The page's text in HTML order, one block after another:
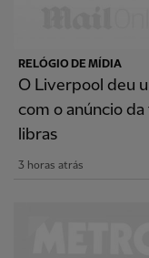
RELÓGIO DE MÍDIA
O Liverpool deu
com o anúncio
libras
3 horas atrás